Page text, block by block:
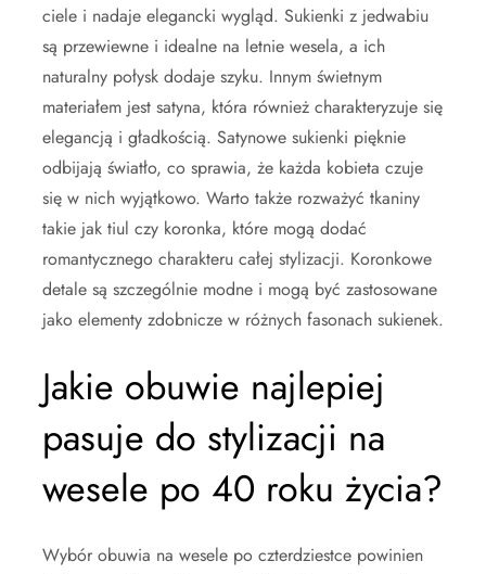
ciele i nadaje elegancki wygląd. Sukienki z jedwabiu
są przewiewne i idealne na letnie wesela, a ich
naturalny połysk dodaje szyku. Innym świetnym
materiałem jest satyna, która również charakteryzuje się
elegancją i gładkością. Satynowe sukienki pięknie
odbijają światło, co sprawia, że każda kobieta czuje
się w nich wyjątkowo. Warto także rozważyć tkaniny
takie jak tiul czy koronka, które mogą dodać
romantycznego charakteru całej stylizacji. Koronkowe
detale są szczególnie modne i mogą być zastosowane
jako elementy zdobnicze w różnych fasonach sukienek.
Jakie obuwie najlepiej
pasuje do stylizacji na
wesele po 40 roku życia?
Wybór obuwia na wesele po czterdziestce powinien